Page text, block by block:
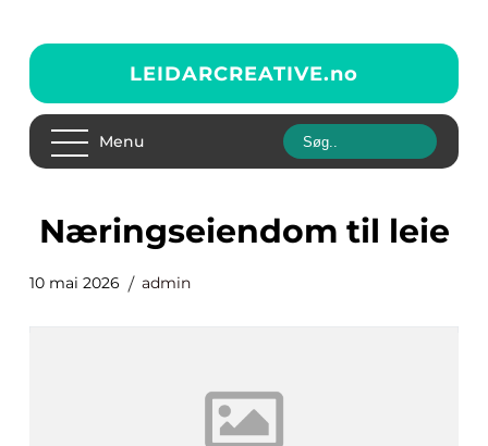
LEIDARCREATIVE.no
Menu
næringseiendom til leie
10 mai 2026 admin